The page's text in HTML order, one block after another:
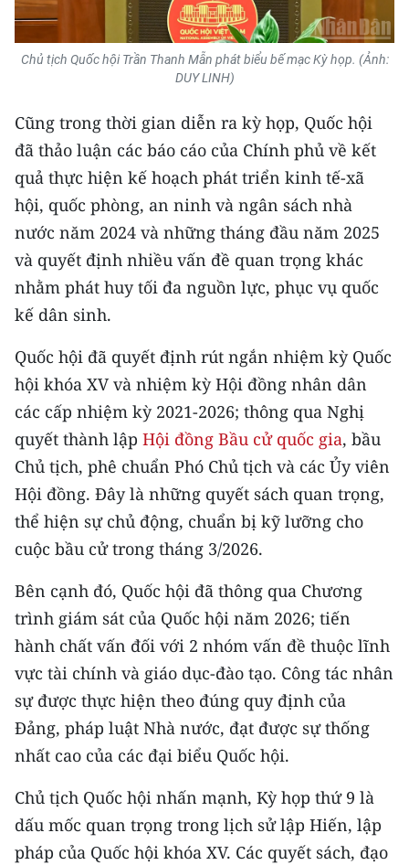
ENGLISH
中文
РУССКИЙ
ESPAÑOL
한국어
Chủ tịch Quốc hội Trần Thanh Mẫn phát biểu bế mạc Kỳ họp. (Ảnh:
DUY LINH)
Cũng trong thời gian diễn ra kỳ họp, Quốc hội
đã thảo luận các báo cáo của Chính phủ về kết
quả thực hiện kế hoạch phát triển kinh tế-xã
hội, quốc phòng, an ninh và ngân sách nhà
nước năm 2024 và những tháng đầu năm 2025
và quyết định nhiều vấn đề quan trọng khác
nhằm phát huy tối đa nguồn lực, phục vụ quốc
kế dân sinh.
Quốc hội đã quyết định rút ngắn nhiệm kỳ Quốc
hội khóa XV và nhiệm kỳ Hội đồng nhân dân
các cấp nhiệm kỳ 2021-2026; thông qua Nghị
quyết thành lập Hội đồng Bầu cử quốc gia, bầu
Chủ tịch, phê chuẩn Phó Chủ tịch và các Ủy viên
Hội đồng. Đây là những quyết sách quan trọng,
thể hiện sự chủ động, chuẩn bị kỹ lưỡng cho
cuộc bầu cử trong tháng 3/2026.
Bên cạnh đó, Quốc hội đã thông qua Chương
trình giám sát của Quốc hội năm 2026; tiến
hành chất vấn đối với 2 nhóm vấn đề thuộc lĩnh
vực tài chính và giáo dục-đào tạo. Công tác nhân
sự được thực hiện theo đúng quy định của
Đảng, pháp luật Nhà nước, đạt được sự thống
nhất cao của các đại biểu Quốc hội.
Chủ tịch Quốc hội nhấn mạnh, Kỳ họp thứ 9 là
dấu mốc quan trọng trong lịch sử lập Hiến, lập
pháp của Quốc hội khóa XV. Các quyết sách, đạo